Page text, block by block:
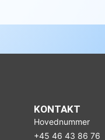
KONTAKT
Hovednummer
+45 46 43 86 76